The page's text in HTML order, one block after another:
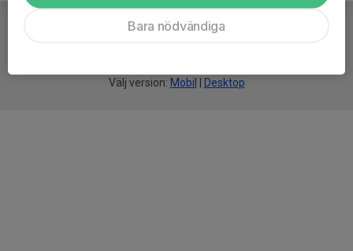
Välj version: Mobil Desktop
Bara nödvändiga